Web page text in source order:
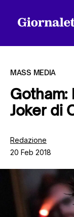
Tutti gli
Chi siamo
Contatti
MASS MEDIA
Gotham:
Joker di
Redazione
20 Feb 2018